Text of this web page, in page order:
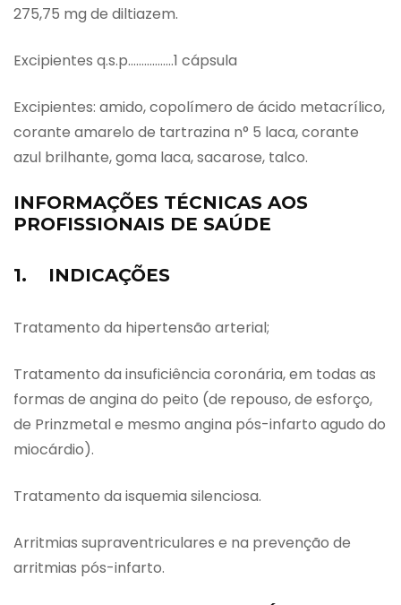
275,75 mg de diltiazem.
Excipientes q.s.p……………..1 cápsula
Excipientes: amido, copolímero de ácido metacrílico,
corante amarelo de tartrazina n° 5 laca, corante
azul brilhante, goma laca, sacarose, talco.
INFORMAÇÕES TÉCNICAS AOS
PROFISSIONAIS DE SAÚDE
1. INDICAÇÕES
Tratamento da hipertensão arterial;
Tratamento da insuficiência coronária, em todas as
formas de angina do peito (de repouso, de esforço,
de Prinzmetal e mesmo angina pós-infarto agudo do
miocárdio).
Tratamento da isquemia silenciosa.
Arritmias supraventriculares e na prevenção de
arritmias pós-infarto.